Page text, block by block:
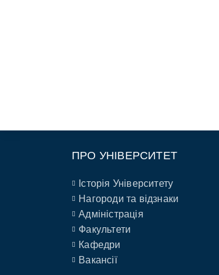
ПРО УНІВЕРСИТЕТ
Історія Університету
Нагороди та відзнаки
Адміністрація
Факультети
Кафедри
Вакансії